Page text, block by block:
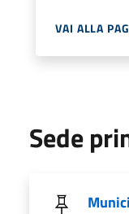
VAI ALLA
Sede